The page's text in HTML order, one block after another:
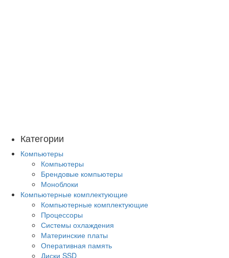
Категории
Компьютеры
Компьютеры
Брендовые компьютеры
Моноблоки
Компьютерные комплектующие
Компьютерные комплектующие
Процессоры
Системы охлаждения
Материнские платы
Оперативная память
Диски SSD